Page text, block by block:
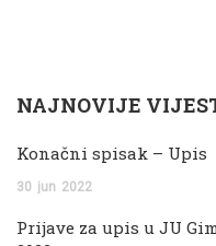
NAJNOVIJE
Konačni spisak – Upis
30 jun 2022
Prijave za upis u JU